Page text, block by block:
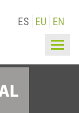
ES EU EN